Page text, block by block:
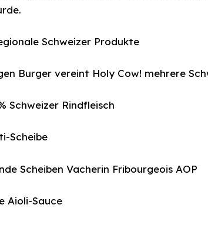
Schweizer Produkte
Burger vereint Holy Cow! mehrere
Schweizer Rindfleisch
Scheibe
Scheiben Vacherin Fribourgeois AOP
Aioli-Sauce